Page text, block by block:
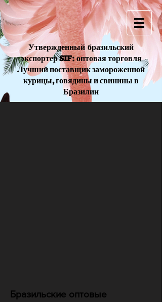
Утвержденный бразильский
экспортер SIF: оптовая торговля
Лучший поставщик замороженной
курицы, говядины и свинины в
Бразилии
Бразильские оптовые